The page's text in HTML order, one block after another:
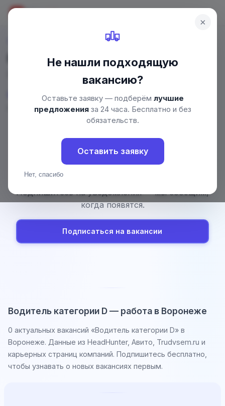
Водитель категории D
Водитель категории D в Воронеже
Вакансии «Водитель категории D» — Воронеж
вакансий
93 187 ₽
средняя зарплата
Пока нет вакансий по этому запросу.
Подпишитесь на уведомления — мы сообщим,
когда появятся.
Подписаться на вакансии
Водитель категории D — работа в Воронеже
0 актуальных вакансий «Водитель категории D» в
Воронеже. Данные из HeadHunter, Авито, Trudvsem.ru и
карьерных страниц компаний. Подпишитесь бесплатно,
чтобы узнавать о новых вакансиях первым.
×
Не нашли подходящую
вакансию?
Оставьте заявку — подберём лучшие
предложенияза 24 часа. Бесплатно и без
обязательств.
Оставить заявку
Нет, спасибо